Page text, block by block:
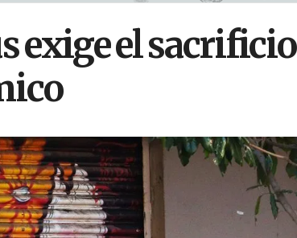
exige el sacrificio